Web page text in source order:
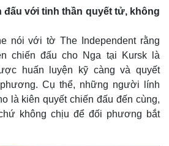
đấu với tinh thần quyết tử, không
nói với tờ The Independent rằng
chiến đấu cho Nga tại Kursk là
huấn luyện kỹ càng và quyết
Cụ thể, những người lính
là kiên quyết chiến đấu đến cùng,
không chịu để đối phương bắt